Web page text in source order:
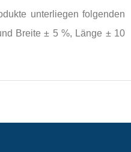
unterliegen folgenden
Breite ± 5 %, Länge ± 10